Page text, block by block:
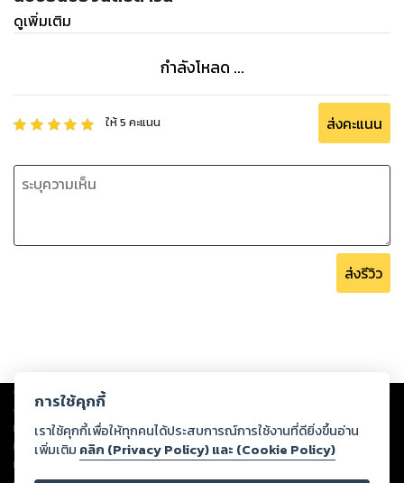
ดูเพิ่มเติม
กำลังโหลด ...
ให้5 คะแนน ส่งคะแนน
ส่งรีวิว
Copyright © 2026
ต่อผลงานหรือเนื้อหาใดที่อัปโหลดผ่านเว็บไซต์และปรากฏว่าละเมิดสิทธิใน
ทรัพย์สินทางปัญญาของบุคคลอื่นหรือขัดต่อกฎหมายและศีลธรรม ดังนั้น ผู้อ่าน
ทุกท่านโปรดใช้วิจารณญาณในการกลั่นกรองด้วยตนเอง และหากท่านพบว่าส่วน
หนึ่งส่วนใดขัดต่อกฎหมายและศีลธรรม กรุณาแจ้งมายังบริษัท เพื่อทีมงานจะได้
การใช้คุกกี้
เราใช้คุกกี้เพื่อให้ทุกคนได้ประสบการณ์การใช้งานที่ดียิ่งขึ้นอ่าน
เพิ่มเติม คลิก (Privacy Policy) และ (Cookie Policy)